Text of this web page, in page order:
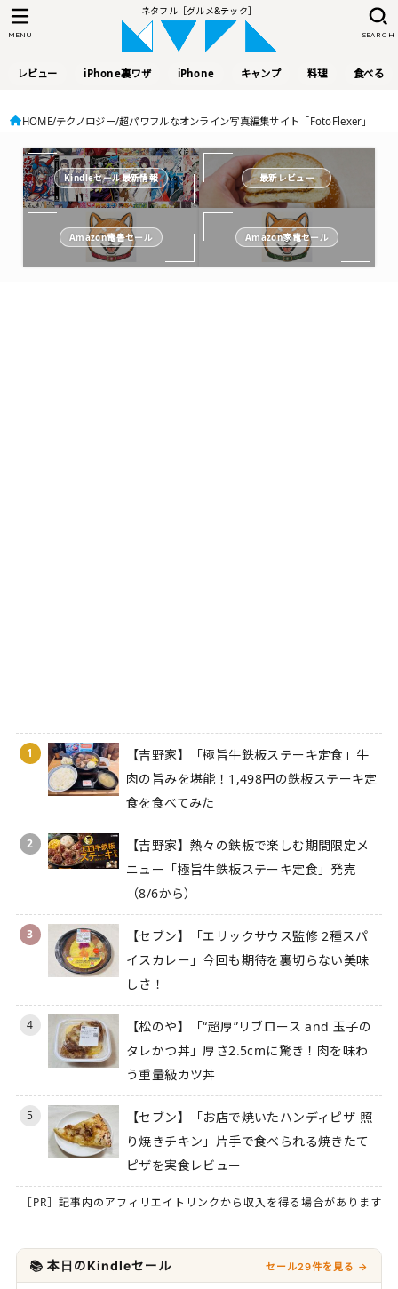
ネタフル［グルメ&テック］
レビュー iPhone裏ワザ iPhone キャンプ 料理 食べる
SEARCH
MENU
HOME テクノロジー 超パワフルなオンライン写真編集サイト「FotoFlexer」
Kindleセール最新情報 最新レビュー
Amazon電書セール Amazon家電セール
1
【吉野家】「極旨牛鉄板ステーキ定食」牛
肉の旨みを堪能！1,498円の鉄板ステーキ定
食を食べてみた
2
【吉野家】熱々の鉄板で楽しむ期間限定メ
ニュー「極旨牛鉄板ステーキ定食」発売
（8/6から）
3
【セブン】「エリックサウス監修 2種スパ
イスカレー」今回も期待を裏切らない美味
しさ！
4
【松のや】「“超厚”リブロース and 玉子の
タレかつ丼」厚さ2.5cmに驚き！肉を味わ
う重量級カツ丼
5
【セブン】「お店で焼いたハンディピザ 照
り焼きチキン」片手で食べられる焼きたて
ピザを実食レビュー
［PR］記事内のアフィリエイトリンクから収入を得る場合があります
📚 本日のKindleセール セール29件を見る →